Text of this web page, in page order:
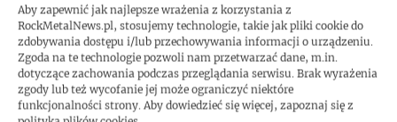
Aby zapewnić jak najlepsze wrażenia z korzystania z
RockMetalNews.pl, stosujemy technologie, takie jak pliki cookie do
zdobywania dostępu i/lub przechowywania informacji o urządzeniu.
Zgoda na te technologie pozwoli nam przetwarzać dane, m.in.
dotyczące zachowania podczas przeglądania serwisu. Brak wyrażenia
zgody lub też wycofanie jej może ograniczyć niektóre
funkcjonalności strony. Aby dowiedzieć się więcej, zapoznaj się z